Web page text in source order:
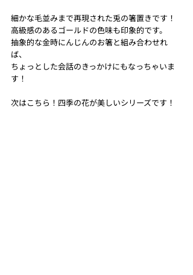
細かな毛並みまで再現された兎の箸置きです！
高級感のあるゴールドの色味も印象的です。
抽象的な金時にんじんのお箸と組み合わせれ
ば、
ちょっとした会話のきっかけにもなっちゃいま
す！
次はこちら！四季の花が美しいシリーズです！